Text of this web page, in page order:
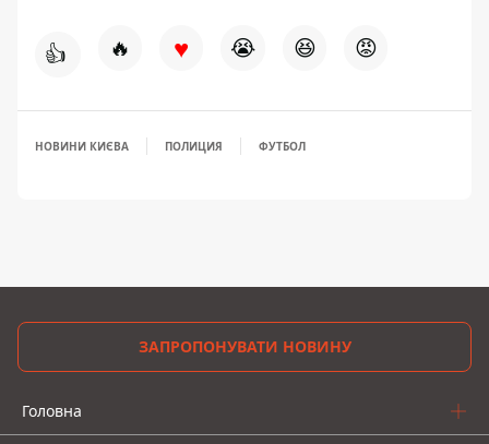
👍 🔥 ♥ 😭 😆 😡
НОВИНИ КИЄВА ПОЛИЦИЯ ФУТБОЛ
ЗАПРОПОНУВАТИ НОВИНУ
Головна